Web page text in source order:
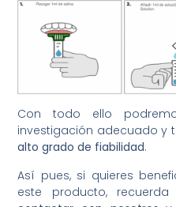
Con todo ello
investigación adecuado y
alto grado de fiabilidad.
Así pues, si quieres
este producto,